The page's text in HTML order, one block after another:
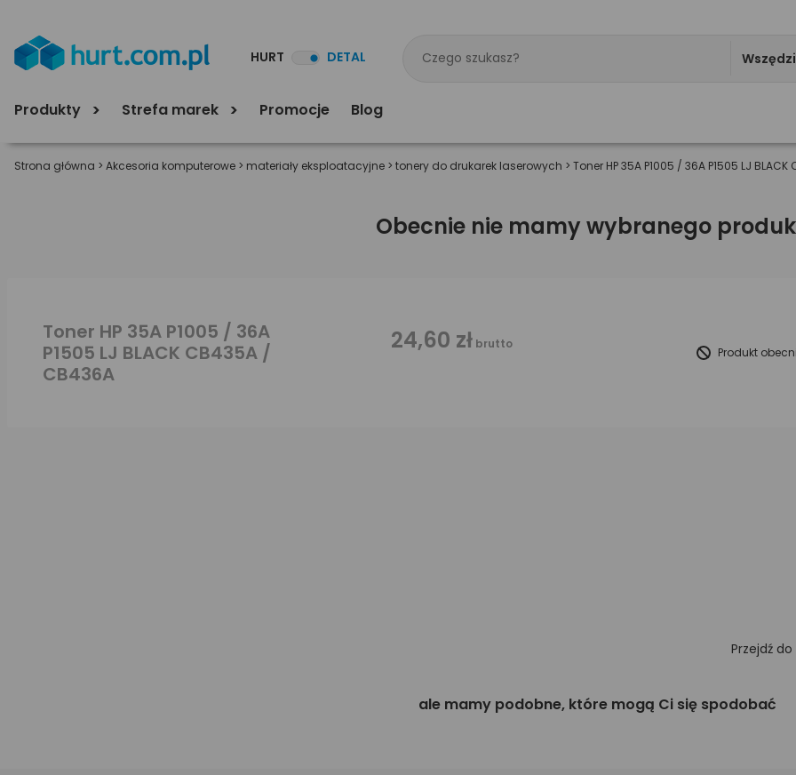
HURT DETAL
Produkty Strefa marek Promocje Blog
Strona główna > Akcesoria komputerowe > materiały eksploatacyjne > tonery do drukarek laserowych > Toner HP 35A P1005 / 36A P1505 LJ
Obecnie nie mamy wybranego
Toner HP 35A P1005 / 36A
P1505 LJ BLACK CB435A /
CB436A
24,60 zł brutto
Produkt
Przejdź do
ale mamy podobne, które mogą Ci się spodobać